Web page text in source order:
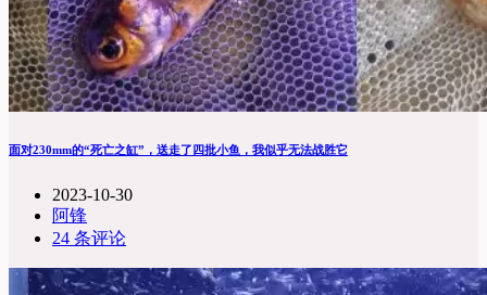
面对230mm的“死亡之缸”，送走了四批小鱼，我似乎无法战胜它
2023-10-30
阿锋
24 条评论